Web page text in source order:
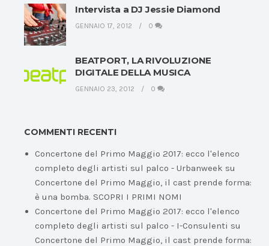
Intervista a DJ Jessie Diamond
GENNAIO 17, 2012 0
BEATPORT, LA RIVOLUZIONE
DIGITALE DELLA MUSICA
GENNAIO 23, 2012 0
COMMENTI RECENTI
Concertone del Primo Maggio 2017: ecco l'elenco
completo degli artisti sul palco - Urbanweek su
Concertone del Primo Maggio, il cast prende forma:
è una bomba. SCOPRI I PRIMI NOMI
Concertone del Primo Maggio 2017: ecco l'elenco
completo degli artisti sul palco - I-Consulenti su
Concertone del Primo Maggio, il cast prende forma: